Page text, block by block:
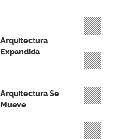
Arquitectura
Expandida
Arquitectura Se
Mueve